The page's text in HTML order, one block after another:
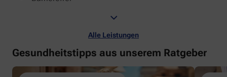
Alle Leistungen
Gesundheitstipps aus unserem Ratgeber